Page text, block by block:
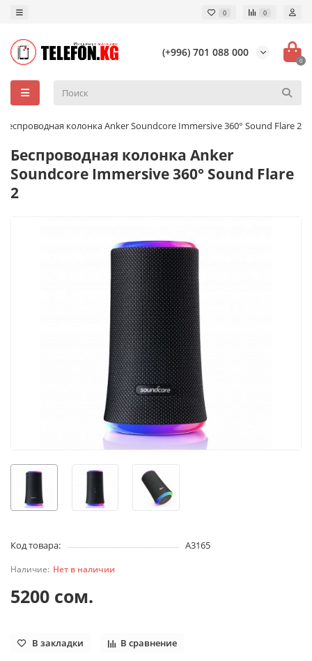
0 0
(+996) 701 088 000
0
Беспроводная колонка Anker Soundcore Immersive 360° Sound Flare 2
Беспроводная колонка Anker
Soundcore Immersive 360° Sound Flare
2
Код товара: A3165
Нет в наличии
5200 сом.
В закладки В сравнение